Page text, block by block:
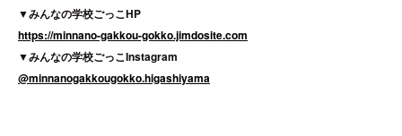
▼みんなの学校ごっこHP
https://minnano-gakkou-gokko.jimdosite.com
▼みんなの学校ごっこInstagram
@minnanogakkougokko.higashiyama